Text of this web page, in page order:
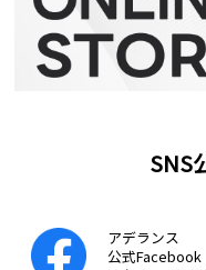
SNS
アデランス
公式Facebook